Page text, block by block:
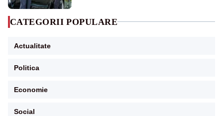
CATEGORII POPULARE
Actualitate
Politica
Economie
Social